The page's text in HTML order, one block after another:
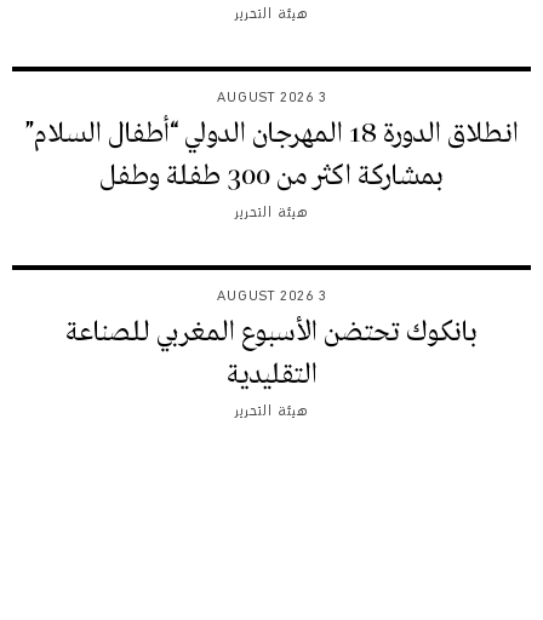
هيئة التحرير
3 AUGUST 2026
انطلاق الدورة 18 المهرجان الدولي “أطفال السلام”
بمشاركة اكثر من 300 طفلة وطفل
هيئة التحرير
3 AUGUST 2026
بانكوك تحتضن الأسبوع المغربي للصناعة
التقليدية
هيئة التحرير